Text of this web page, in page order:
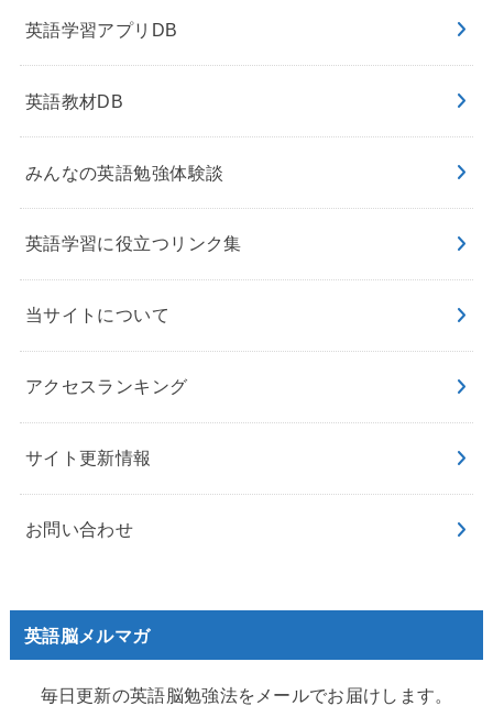
英語学習アプリDB
英語教材DB
みんなの英語勉強体験談
英語学習に役立つリンク集
当サイトについて
アクセスランキング
サイト更新情報
お問い合わせ
英語脳メルマガ
毎日更新の英語脳勉強法をメールでお届けします。